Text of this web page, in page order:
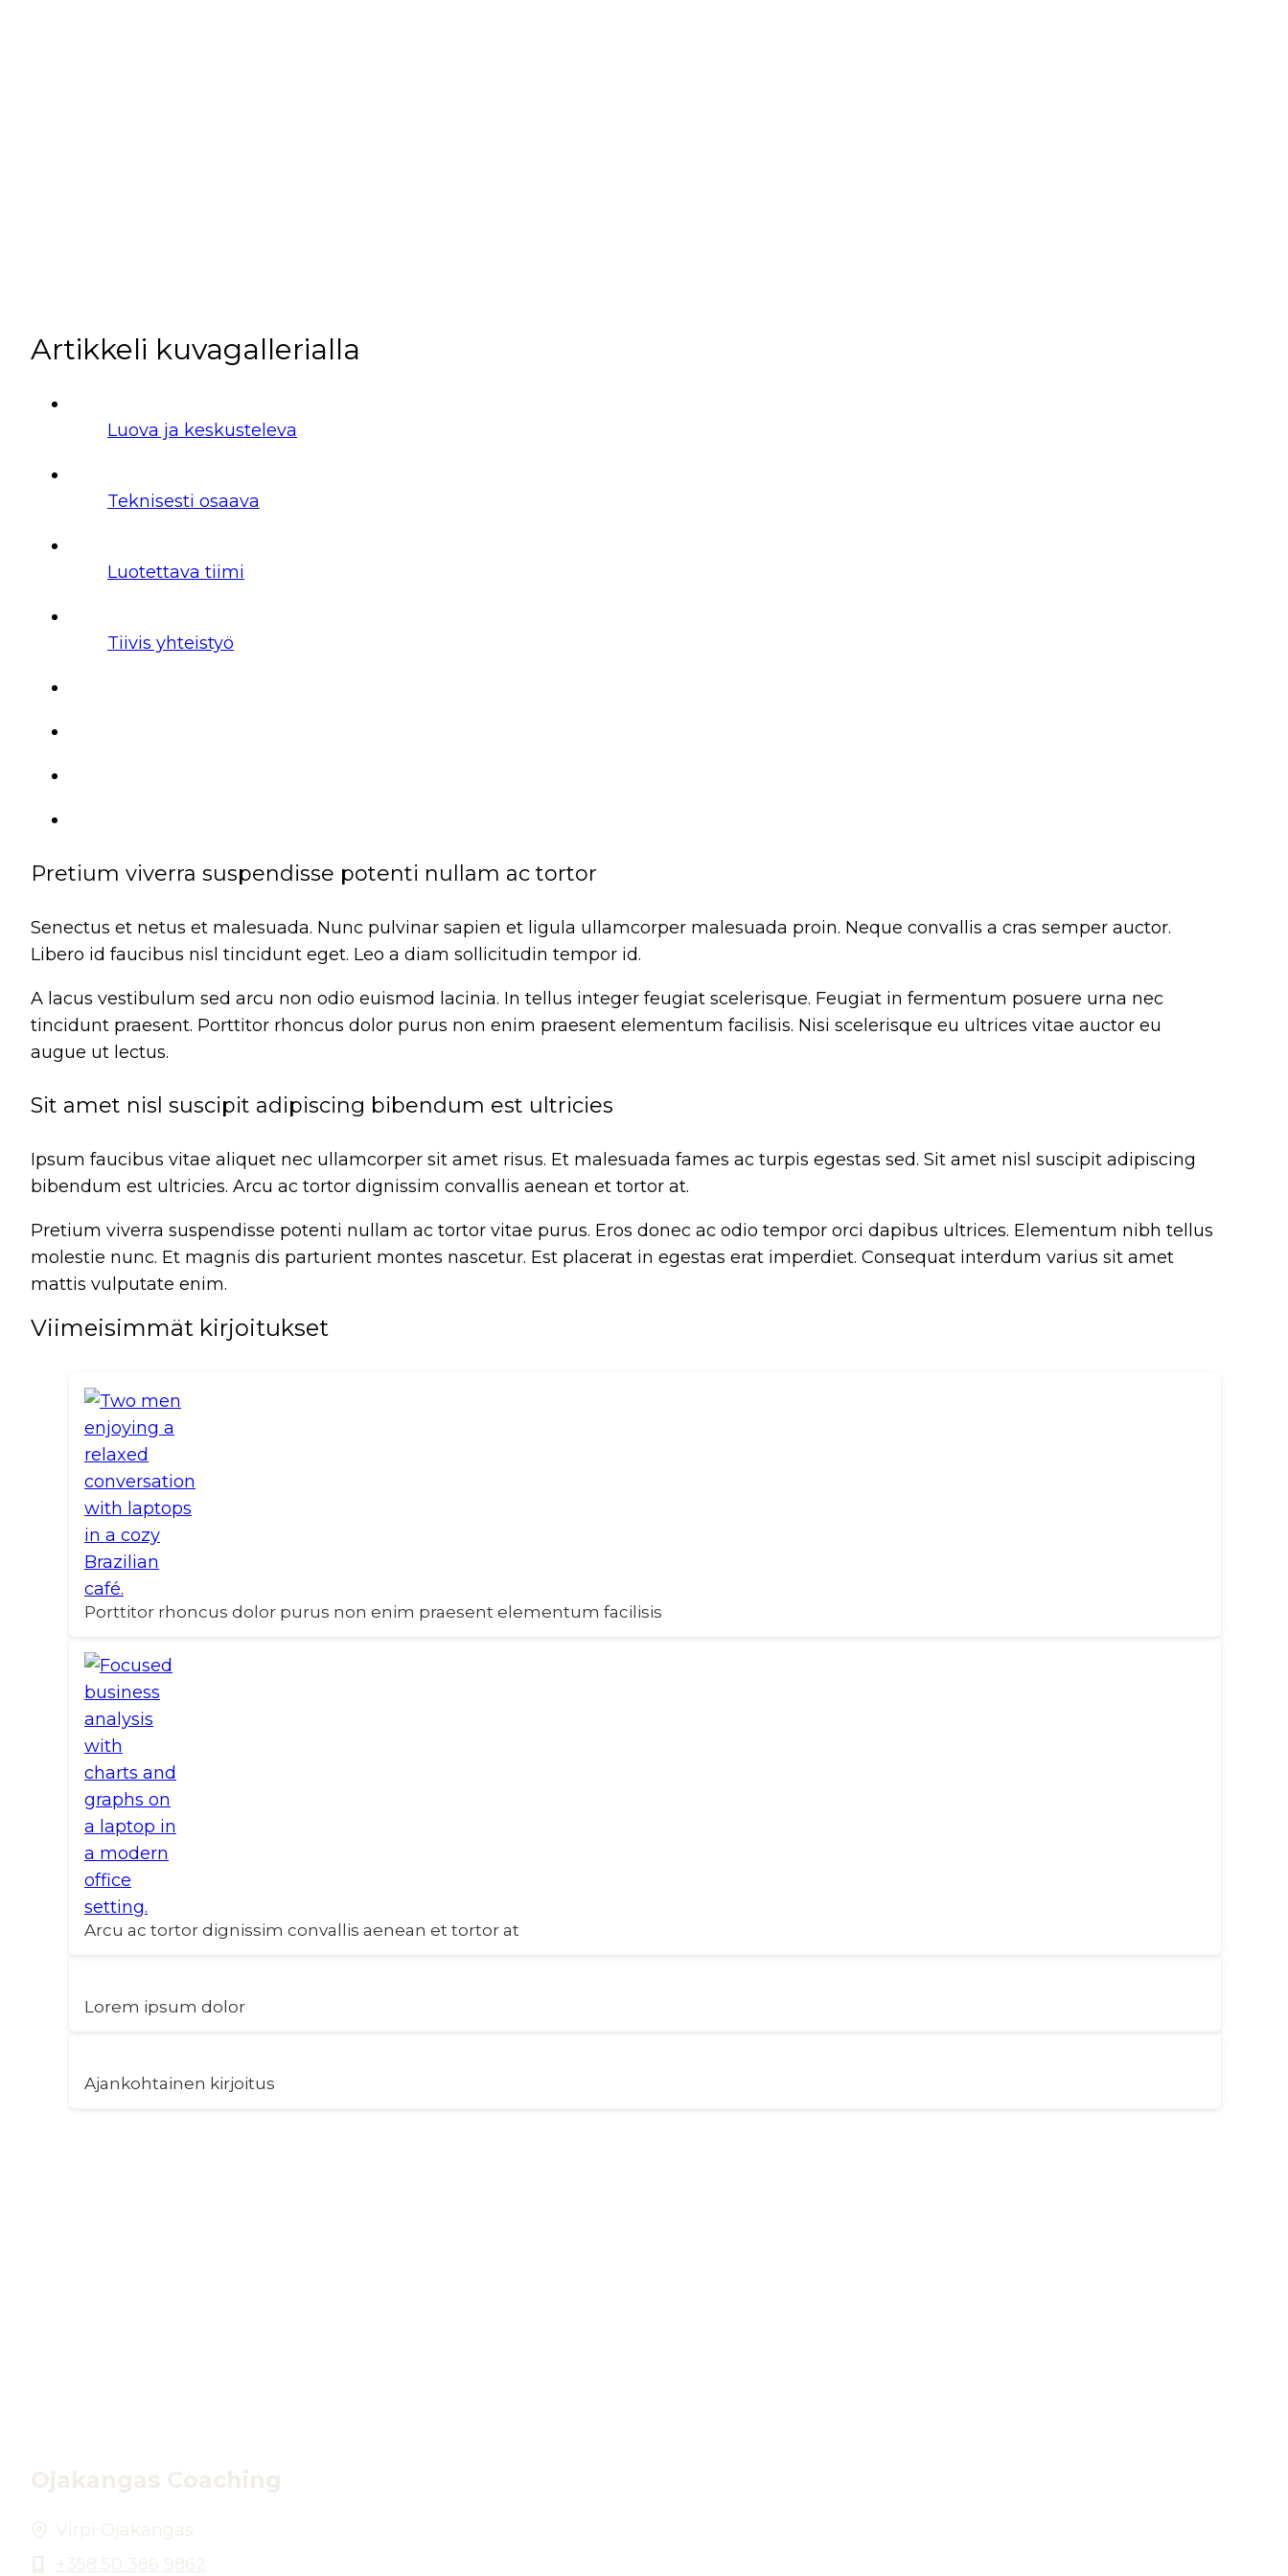
Artikkeli kuvagallerialla
Luova ja keskusteleva
Teknisesti osaava
Luotettava tiimi
Tiivis yhteistyö
Pretium viverra suspendisse potenti nullam ac tortor
Senectus et netus et malesuada. Nunc pulvinar sapien et ligula ullamcorper malesuada proin. Neque convallis a cras semper auctor.
Libero id faucibus nisl tincidunt eget. Leo a diam sollicitudin tempor id.
A lacus vestibulum sed arcu non odio euismod lacinia. In tellus integer feugiat scelerisque. Feugiat in fermentum posuere urna nec
tincidunt praesent. Porttitor rhoncus dolor purus non enim praesent elementum facilisis. Nisi scelerisque eu ultrices vitae auctor eu
augue ut lectus.
Sit amet nisl suscipit adipiscing bibendum est ultricies
Ipsum faucibus vitae aliquet nec ullamcorper sit amet risus. Et malesuada fames ac turpis egestas sed. Sit amet nisl suscipit adipiscing
bibendum est ultricies. Arcu ac tortor dignissim convallis aenean et tortor at.
Pretium viverra suspendisse potenti nullam ac tortor vitae purus. Eros donec ac odio tempor orci dapibus ultrices. Elementum nibh tellus
molestie nunc. Et magnis dis parturient montes nascetur. Est placerat in egestas erat imperdiet. Consequat interdum varius sit amet
mattis vulputate enim.
Viimeisimmät kirjoitukset
Porttitor rhoncus dolor purus non enim praesent elementum facilisis
Arcu ac tortor dignissim convallis aenean et tortor at
Lorem ipsum dolor
Ajankohtainen kirjoitus